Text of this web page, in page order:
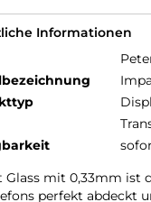
Informationen
Glass mit 0,33mm ist
perfekt abdeckt